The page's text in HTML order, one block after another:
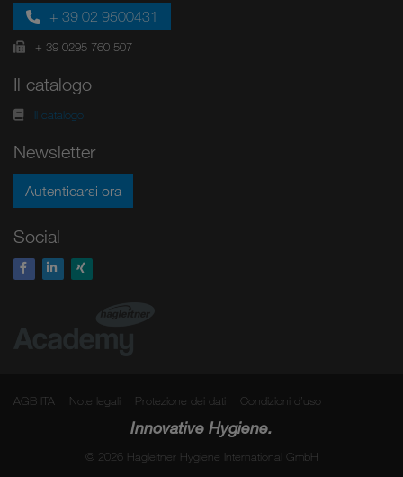
+ 39 02 9500431
+ 39 0295 760 507
Il catalogo
Il catalogo
Newsletter
Autenticarsi ora
Social
AGB ITA Note legali Protezione dei dati Condizioni d’uso
Innovative Hygiene.
© 2026 Hagleitner Hygiene International GmbH